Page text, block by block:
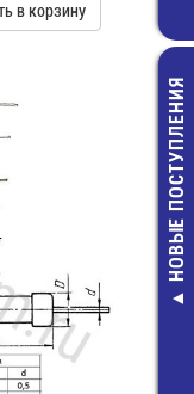
SMBJ10CA
7,00 руб.
НОВЫЕ ПОСТУПЛЕНИЯ
в корзину